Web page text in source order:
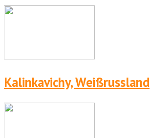
Kalinkavichy, Weißrussland